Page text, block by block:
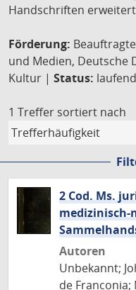
Handschriften
Förderung:
und Medien, Deutsche
Kultur | Status: laufend
1 Treffer sortiert nach
2 Cod. Ms.
Autoren
Unbekannt;
de